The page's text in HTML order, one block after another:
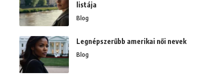
listája
Blog
Legnépszerűbb amerikai női nevek
Blog